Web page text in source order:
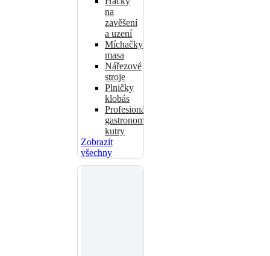
na
zavěšení
a uzení
Míchačky
masa
Nářezové
stroje
Plničky
klobás
Profesionální
gastronomické
kutry
Zobrazit
všechny